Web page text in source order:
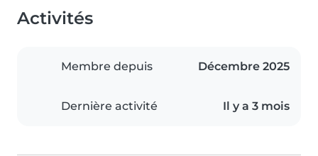
Activités
Membre depuis Décembre 2025
Dernière activité Il y a 3 mois